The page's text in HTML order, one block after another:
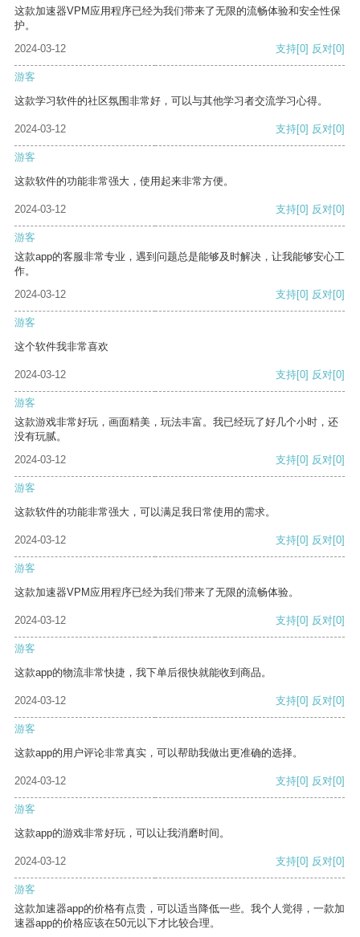
这款加速器VPM应用程序已经为我们带来了无限的流畅体验和安全性保
护。
2024-03-12
支持[0] 反对[0]
游客
这款学习软件的社区氛围非常好，可以与其他学习者交流学习心得。
2024-03-12 支持[0] 反对[0]
游客
这款软件的功能非常强大，使用起来非常方便。
2024-03-12 支持[0] 反对[0]
游客
这款app的客服非常专业，遇到问题总是能够及时解决，让我能够安心工
作。
2024-03-12
支持[0] 反对[0]
游客
这个软件我非常喜欢
2024-03-12 支持[0] 反对[0]
游客
这款游戏非常好玩，画面精美，玩法丰富。我已经玩了好几个小时，还
没有玩腻。
2024-03-12
支持[0] 反对[0]
游客
这款软件的功能非常强大，可以满足我日常使用的需求。
2024-03-12 支持[0] 反对[0]
游客
这款加速器VPM应用程序已经为我们带来了无限的流畅体验。
2024-03-12 支持[0] 反对[0]
游客
这款app的物流非常快捷，我下单后很快就能收到商品。
2024-03-12 支持[0] 反对[0]
游客
这款app的用户评论非常真实，可以帮助我做出更准确的选择。
2024-03-12 支持[0] 反对[0]
游客
这款app的游戏非常好玩，可以让我消磨时间。
2024-03-12 支持[0] 反对[0]
游客
这款加速器app的价格有点贵，可以适当降低一些。我个人觉得，一款加
速器app的价格应该在50元以下才比较合理。